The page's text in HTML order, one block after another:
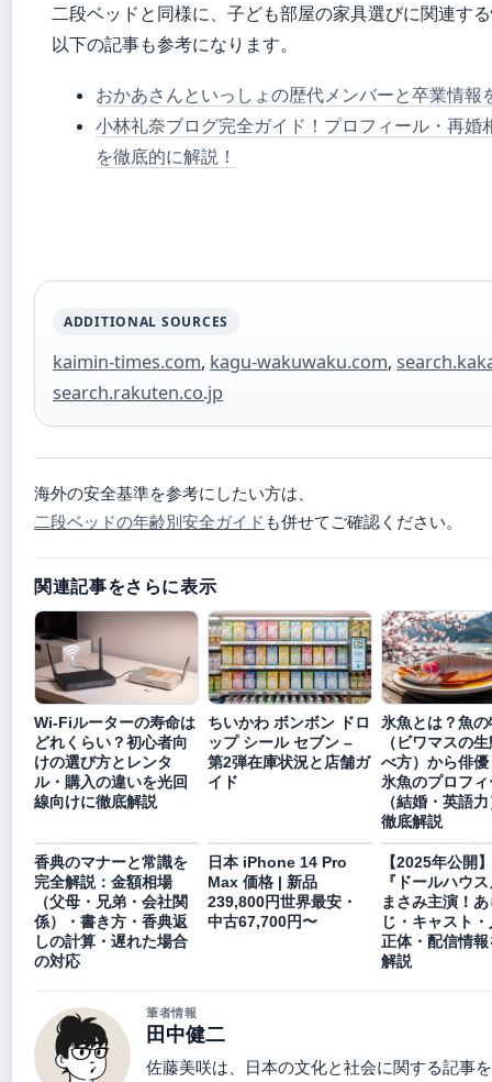
二段ベッドと同様に、子ども部屋の家具選びに関連す
以下の記事も参考になります。
おかあさんといっしょの歴代メンバーと卒業情報
小林礼奈ブログ完全ガイド！プロフィール・再婚
を徹底的に解説！
ADDITIONAL SOURCES
kaimin-times.com, kagu-wakuwaku.com,
search.rakuten.co.jp
海外の安全基準を参考にしたい方は、
二段ベッドの年齢別安全ガイド も併せてご確認ください。
関連記事をさらに表示
Wi-Fiルーターの寿命は
どれくらい？初心者向
けの選び方とレンタ
ル・購入の違いを光回
線向けに徹底解説
ちいかわ ボンボン ドロ
ップ シール セブン –
第2弾在庫状況と店舗ガ
イド
氷魚とは？魚の
（ビワマスの
べ方）から俳
氷魚のプロフィ
（結婚・英語
徹底解説
香典のマナーと常識を
完全解説：金額相場
（父母・兄弟・会社関
係）・書き方・香典返
しの計算・遅れた場合
の対応
日本 iPhone 14 Pro
Max 価格 | 新品
239,800円世界最安・
中古67,700円〜
【2025年公開
『ドールハウ
まさみ主演！
じ・キャスト
正体・配信情
解説
筆者情報
田中健二
佐藤美咲は、日本の文化と社会に関する記事